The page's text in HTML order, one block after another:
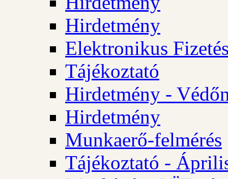
Hirdetmény
Elektronikus
Tájékoztató
Hirdetmény -
Hirdetmény
Munkaerő-felmérés
Tájékoztató -